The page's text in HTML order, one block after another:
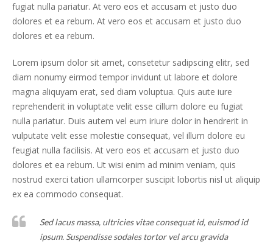
fugiat nulla pariatur. At vero eos et accusam et justo duo
dolores et ea rebum. At vero eos et accusam et justo duo
dolores et ea rebum.
Lorem ipsum dolor sit amet, consetetur sadipscing elitr, sed
diam nonumy eirmod tempor invidunt ut labore et dolore
magna aliquyam erat, sed diam voluptua. Quis aute iure
reprehenderit in voluptate velit esse cillum dolore eu fugiat
nulla pariatur. Duis autem vel eum iriure dolor in hendrerit in
vulputate velit esse molestie consequat, vel illum dolore eu
feugiat nulla facilisis. At vero eos et accusam et justo duo
dolores et ea rebum. Ut wisi enim ad minim veniam, quis
nostrud exerci tation ullamcorper suscipit lobortis nisl ut aliquip
ex ea commodo consequat.
Sed lacus massa, ultricies vitae consequat id, euismod id
ipsum. Suspendisse sodales tortor vel arcu gravida